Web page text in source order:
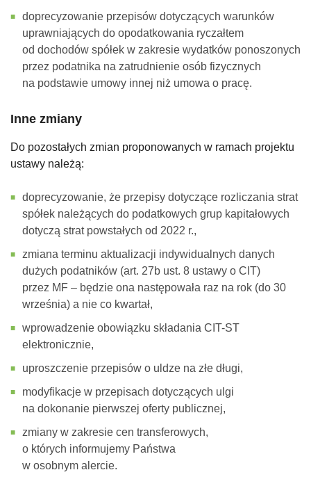
doprecyzowanie przepisów dotyczących warunków
uprawniających do opodatkowania ryczałtem
od dochodów spółek w zakresie wydatków ponoszonych
przez podatnika na zatrudnienie osób fizycznych
na podstawie umowy innej niż umowa o pracę.
Inne zmiany
Do pozostałych zmian proponowanych w ramach projektu
ustawy należą:
doprecyzowanie, że przepisy dotyczące rozliczania strat
spółek należących do podatkowych grup kapitałowych
dotyczą strat powstałych od 2022 r.,
zmiana terminu aktualizacji indywidualnych danych
dużych podatników (art. 27b ust. 8 ustawy o CIT)
przez MF – będzie ona następowała raz na rok (do 30
września) a nie co kwartał,
wprowadzenie obowiązku składania CIT-ST
elektronicznie,
uproszczenie przepisów o uldze na złe długi,
modyfikacje w przepisach dotyczących ulgi
na dokonanie pierwszej oferty publicznej,
zmiany w zakresie cen transferowych,
o których informujemy Państwa
w osobnym alercie.